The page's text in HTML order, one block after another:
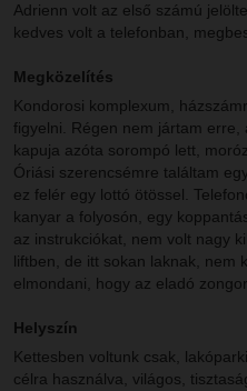
Adrienn volt az első számú
kedves volt a telefonban,
Megközelítés
Kondorosi komplexum,
figyelni. Régen nem jártam
kapuja azóta sorompó lett,
Óriási szerencsémre találtam
ez felér egy lottó ötössel.
kanyar a folyosón, egy
az instrukciókat, nem volt nagy
liftben, de itt sokan laknak, nem
elmondani, hogy az eladó
Helyszín
Kettesben voltunk csak,
célra használva, világos,